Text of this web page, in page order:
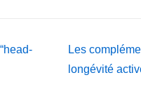
Next
Post
Les
longévité